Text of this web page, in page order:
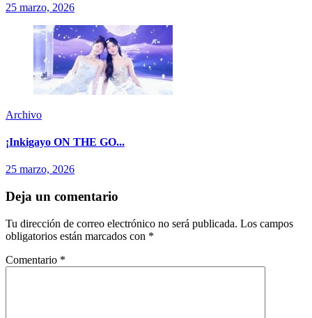
25 marzo, 2026
Archivo
¡Inkigayo ON THE GO...
25 marzo, 2026
Deja un comentario
Tu dirección de correo electrónico no será publicada. Los campos
obligatorios están marcados con *
Comentario *